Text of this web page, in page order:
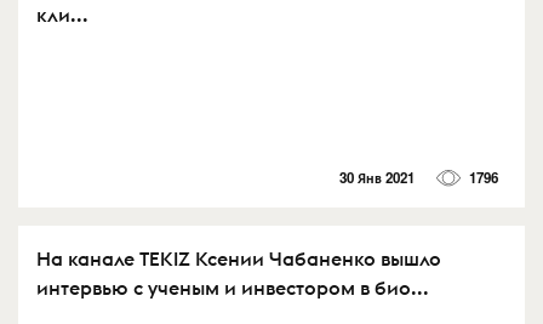
кли...
30 Янв 2021 1796
На канале TEKIZ Ксении Чабаненко вышло
интервью с ученым и инвестором в био...